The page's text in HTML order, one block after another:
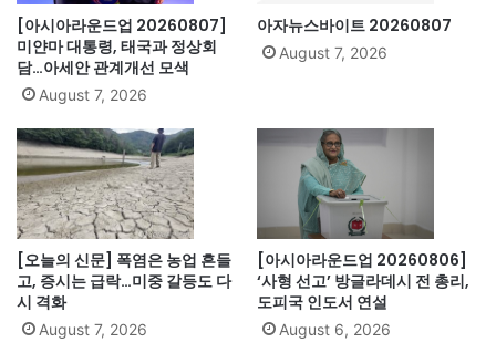
[아시아라운드업 20260807]
미얀마 대통령, 태국과 정상회
담…아세안 관계개선 모색
August 7, 2026
아자뉴스바이트 20260807
August 7, 2026
[오늘의 신문] 폭염은 농업 흔들
고, 증시는 급락…미중 갈등도 다
시 격화
August 7, 2026
[아시아라운드업 20260806]
‘사형 선고’ 방글라데시 전 총리,
도피국 인도서 연설
August 6, 2026